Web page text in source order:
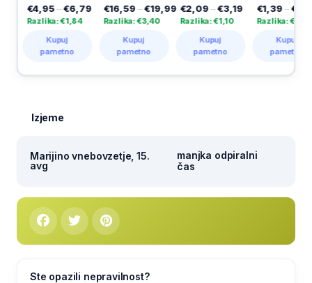
€4,95 –€6,79
Razlika: €1,84
Kupuj
pametno
€16,59 –€19,99
Razlika: €3,40
Kupuj
pametno
€2,09 –€3,19
Razlika: €1,10
Kupuj
pametno
€1,39 –€3,10
Razlika: €1,71
Kupuj
pametno
Izjeme
Marijino vnebovzetje, 15.
avg
manjka odpiralni
čas
Ste opazili nepravilnost?